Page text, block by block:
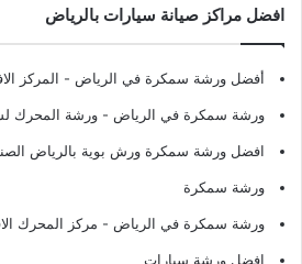
افضل مراكز صيانة سيارات بالرياض
أفضل ورشة سمكرة في الرياض - المركز
ورشة سمكرة في الرياض - ورشة المحرك
افضل ورشة سمكرة ورش بوية بالرياض
ورشة سمكرة
ورشة سمكرة في الرياض - مركز المحرك
افضل ورشة سيارات